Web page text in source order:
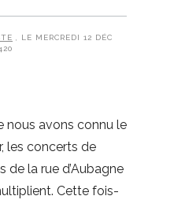
, LE MERCREDI 12 DÉC
nous avons connu le
les concerts de
de la rue d’Aubagne
Cette fois-